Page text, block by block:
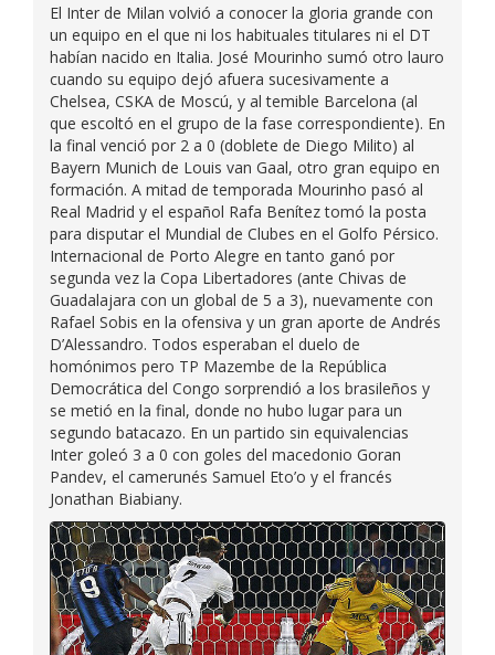
El Inter de Milan volvió a conocer la gloria grande con
un equipo en el que ni los habituales titulares ni el DT
habían nacido en Italia. José Mourinho sumó otro lauro
cuando su equipo dejó afuera sucesivamente a
Chelsea, CSKA de Moscú, y al temible Barcelona (al
que escoltó en el grupo de la fase correspondiente). En
la final venció por 2 a 0 (doblete de Diego Milito) al
Bayern Munich de Louis van Gaal, otro gran equipo en
formación. A mitad de temporada Mourinho pasó al
Real Madrid y el español Rafa Benítez tomó la posta
para disputar el Mundial de Clubes en el Golfo Pérsico.
Internacional de Porto Alegre en tanto ganó por
segunda vez la Copa Libertadores (ante Chivas de
Guadalajara con un global de 5 a 3), nuevamente con
Rafael Sobis en la ofensiva y un gran aporte de Andrés
D’Alessandro. Todos esperaban el duelo de
homónimos pero TP Mazembe de la República
Democrática del Congo sorprendió a los brasileños y
se metió en la final, donde no hubo lugar para un
segundo batacazo. En un partido sin equivalencias
Inter goleó 3 a 0 con goles del macedonio Goran
Pandev, el camerunés Samuel Eto’o y el francés
Jonathan Biabiany.